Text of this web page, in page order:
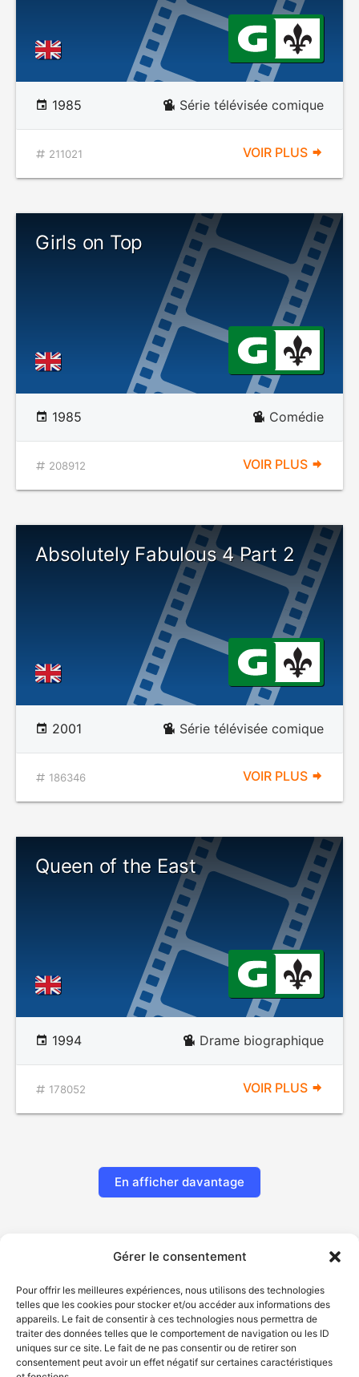
Gérer le consentement
Pour offrir les meilleures expériences, nous utilisons des technologies
telles que les cookies pour stocker et/ou accéder aux informations des
appareils. Le fait de consentir à ces technologies nous permettra de
traiter des données telles que le comportement de navigation ou les ID
uniques sur ce site. Le fait de ne pas consentir ou de retirer son
consentement peut avoir un effet négatif sur certaines caractéristiques
1985 Série télévisée comique
211021 VOIR PLUS
Girls on Top
1985 Comédie
208912 VOIR PLUS
Absolutely Fabulous 4 Part 2
2001 Série télévisée comique
186346 VOIR PLUS
Queen of the East
1994 Drame biographique
178052 VOIR PLUS
En afficher davantage
© Gouvernement du Québec, 2026